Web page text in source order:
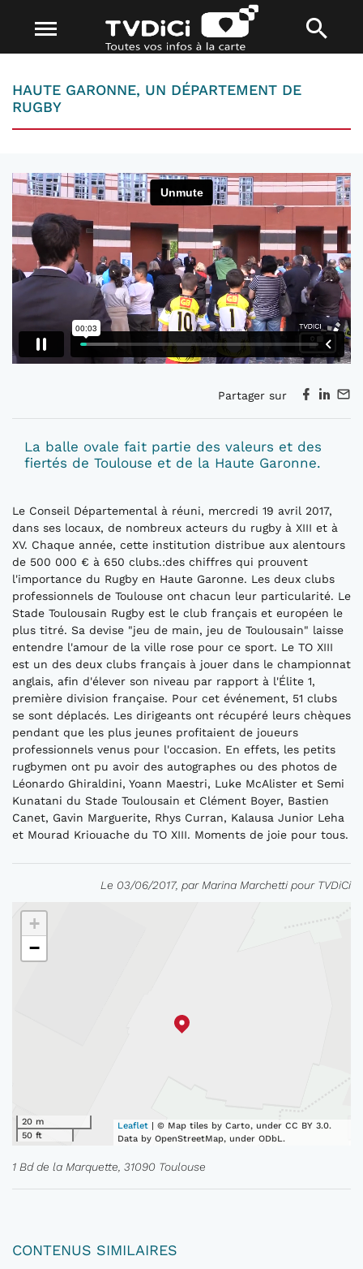
HAUTE GARONNE, UN DÉPARTEMENT DE
RUGBY
Partager sur
La balle ovale fait partie des valeurs et des
fiertés de Toulouse et de la Haute Garonne.
Le Conseil Départemental à réuni, mercredi 19 avril 2017,
dans ses locaux, de nombreux acteurs du rugby à XIII et à
XV. Chaque année, cette institution distribue aux alentours
de 500 000 € à 650 clubs.:des chiffres qui prouvent
l'importance du Rugby en Haute Garonne. Les deux clubs
professionnels de Toulouse ont chacun leur particularité. Le
Stade Toulousain Rugby est le club français et européen le
plus titré. Sa devise "jeu de main, jeu de Toulousain" laisse
entendre l'amour de la ville rose pour ce sport. Le TO XIII
est un des deux clubs français à jouer dans le championnat
anglais, afin d'élever son niveau par rapport à l'Élite 1,
première division française. Pour cet événement, 51 clubs
se sont déplacés. Les dirigeants ont récupéré leurs chèques
pendant que les plus jeunes profitaient de joueurs
professionnels venus pour l'occasion. En effets, les petits
rugbymen ont pu avoir des autographes ou des photos de
Léonardo Ghiraldini, Yoann Maestri, Luke McAlister et Semi
Kunatani du Stade Toulousain et Clément Boyer, Bastien
Canet, Gavin Marguerite, Rhys Curran, Kalausa Junior Leha
et Mourad Kriouache du TO XIII. Moments de joie pour tous.
Le 03/06/2017, par Marina Marchetti pour TVDiCi
+
−
20 m
50 ft
Leaflet | © Map tiles by Carto, under CC BY 3.0.
Data by OpenStreetMap, under ODbL.
1 Bd de la Marquette, 31090 Toulouse
CONTENUS SIMILAIRES